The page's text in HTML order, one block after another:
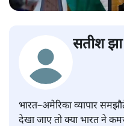
सतीश झा
भारत–अमेरिका व्यापार
देखा जाए तो क्या भारत ने